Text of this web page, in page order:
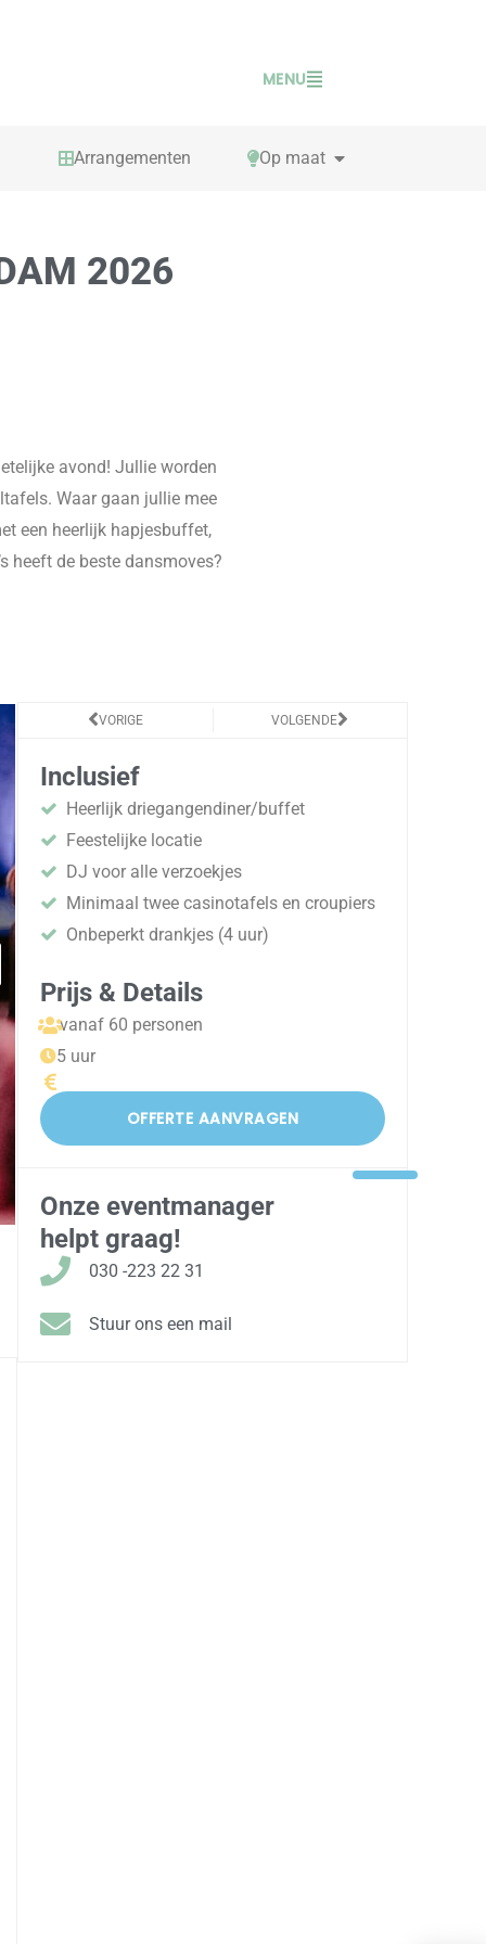
MENU
TAFELSPELLEN
Arrangementen Op maat OPEN OP MAAT
2026
avond! Jullie worden
Waar gaan jullie mee
een heerlijk hapjesbuffet,
heeft de beste dansmoves?
Vorige
VORIGE VOLGENDEVolgende
Inclusief
Heerlijk driegangendiner/buffet
Feestelijke locatie
DJ voor alle verzoekjes
Minimaal twee casinotafels en croupiers
Onbeperkt drankjes (4 uur)
Prijs & Details
vanaf 60 personen
5 uur
OFFERTE AANVRAGEN
Onze eventmanager
helpt graag!
030 -223 22 31
Stuur ons een mail